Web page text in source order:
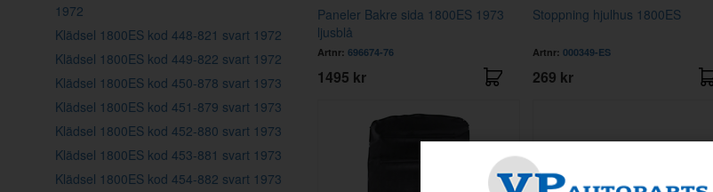
1972
Klädsel 1800ES kod 448-821 svart 1972
Klädsel 1800ES kod 449-822 svart 1972
Klädsel 1800ES kod 450-878 svart 1973
Klädsel 1800ES kod 451-879 svart 1973
Klädsel 1800ES kod 452-880 svart 1973
Klädsel 1800ES kod 453-881 svart 1973
Klädsel 1800ES kod 454-882 svart 1973
Paneler Bakre sida 1800ES 1973
ljusblå
Artnr: 696674-76
1495 kr
Stoppning hjulhus 1800ES
Artnr: 000349-ES
269 kr